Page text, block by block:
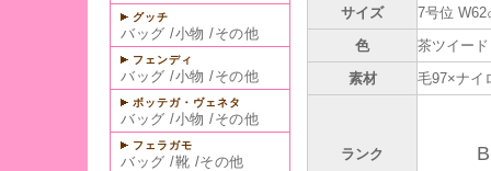
グッチ
バッグ /小物 /その他
フェンディ
バッグ /小物 /その他
ボッテガ・ヴェネタ
バッグ /小物 /その他
フェラガモ
バッグ /靴 /その他
サイズ
7号位 W62
色
茶ツイード
素材
毛97×ナイ
ランク B